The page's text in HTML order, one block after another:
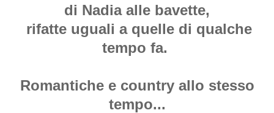
di Nadia alle bavette,
rifatte uguali a quelle di qualche
tempo fa.
Romantiche e country allo stesso
tempo...